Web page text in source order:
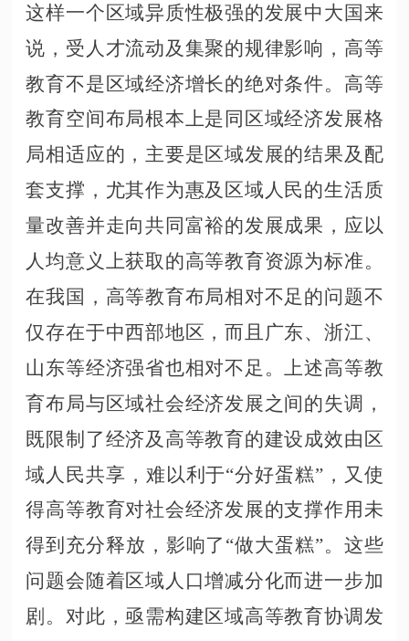
这样一个区域异质性极强的发展中大国来
说，受人才流动及集聚的规律影响，高等
教育不是区域经济增长的绝对条件。高等
教育空间布局根本上是同区域经济发展格
局相适应的，主要是区域发展的结果及配
套支撑，尤其作为惠及区域人民的生活质
量改善并走向共同富裕的发展成果，应以
人均意义上获取的高等教育资源为标准。
在我国，高等教育布局相对不足的问题不
仅存在于中西部地区，而且广东、浙江、
山东等经济强省也相对不足。上述高等教
育布局与区域社会经济发展之间的失调，
既限制了经济及高等教育的建设成效由区
域人民共享，难以利于“分好蛋糕”，又使
得高等教育对社会经济发展的支撑作用未
得到充分释放，影响了“做大蛋糕”。这些
问题会随着区域人口增减分化而进一步加
剧。对此，亟需构建区域高等教育协调发